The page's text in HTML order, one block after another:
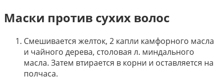
Маски против сухих волос
Смешивается желток, 2 капли камфорного масла
и чайного дерева, столовая л. миндального
масла. Затем втирается в корни и оставляется на
полчаса.